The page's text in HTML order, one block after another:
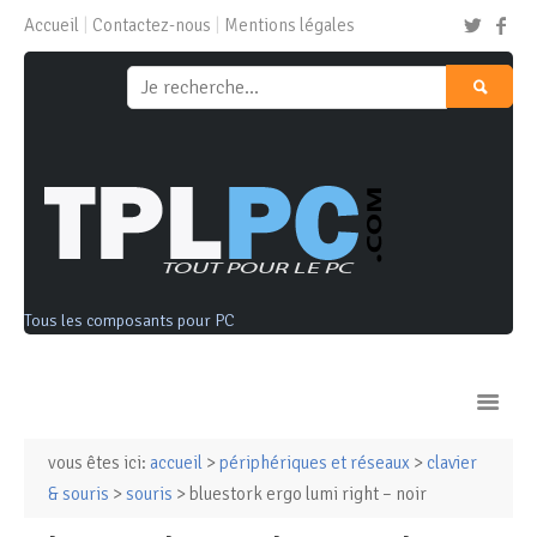
Accueil Contactez-nous Mentions légales
Tous les composants pour PC
Ordinateurs & Tablettes
vous êtes ici: accueil > périphériques et réseaux > clavier
& souris > souris > bluestork ergo lumi right – noir